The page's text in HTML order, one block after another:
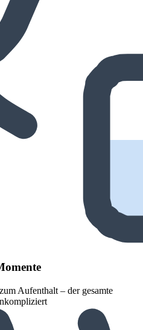
Aufenthalt – der gesamte